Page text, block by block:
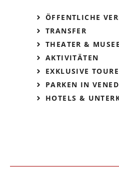
ÖFFENTLICHE
TRANSFER
THEATER &
AKTIVITÄTEN
EXKLUSIVE
PARKEN IN
HOTELS &